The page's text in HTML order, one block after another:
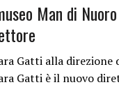
Man di
Gatti alla direzione
Gatti è il nuovo